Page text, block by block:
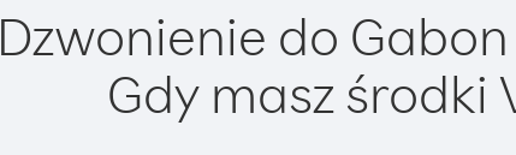
Dzwonienie do
Gdy masz środki